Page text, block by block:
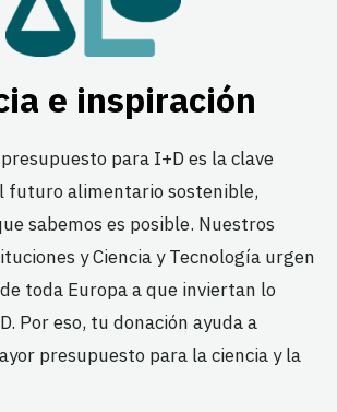
e inspiración
para I+D es la clave
futuro alimentario sostenible,
sabemos es posible. Nuestros
y Ciencia y Tecnología urgen
toda Europa a que inviertan lo
Por eso, tu donación ayuda a
presupuesto para la ciencia y la